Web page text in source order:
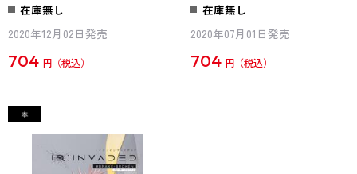
在庫無し
2020年12月02日発売
704 円
在庫無し
2020年07月01日発売
704 円